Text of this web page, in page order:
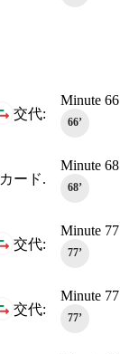
Minute 66
66‎’‎
交代:
Minute 68
68‎’‎
ード.
Minute 77
77‎’‎
交代:
Minute 77
77‎’‎
交代: